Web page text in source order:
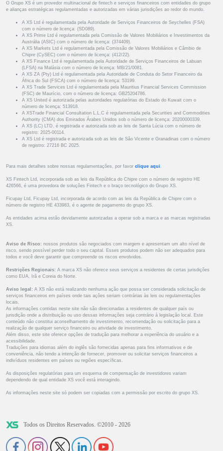
O Grupo XS é um provedor multinacional de fintech e serviços financeiros com entidades do grupo
e alianças estratégicas regulamentadas e autorizadas em várias jurisdições ao redor do mundo.
A XS Ltd é regulamentada pela Autoridade de Serviços Financeiros de Seychelles (FSA)
com o número de licença: (SD089).
A XS Prime Ltd é regulamentada pela Comissão de Valores Mobiliários e Investimentos da
Austrália (ASIC) com o número de licença: (374409).
A XS Markets Ltd é regulamentada pela Comissão de Valores Mobiliários e Câmbio de
Chipre (CySEC) com o número de licença: (412/22).
A XS Finance Ltd é regulamentada pela Autoridade de Serviços Financeiros de Labuan
(LFSA) na Malásia com o número de licença: MB/21/0081.
A XS ZA (Pty) Ltd é regulamentada pela Autoridade de Conduta do Setor Financeiro da
África do Sul (FSCA) com o número de licença: 53199.
A XS Trade Services Ltd é regulamentada pela Mauritius Financial Services Commission
(FSC) de Maurício, com o número de licença: GB25204786.
A XS United é autorizada pelas autoridades regulatórias do Estado do Kuwait com o
número de licença: 513918.
A XSTrade Financial Consultation L.L.C é regulamentada pela Securities and Commodities
Authority (CMA) dos Emirados Árabes Unidos sob o número de licença: 20200000339.
A XS (LC) LTD. é registrada e autorizada sob as leis de Santa Lúcia com o número de
registro: 2025-00114.
A XS Ltd é registrada e autorizada sob as leis de São Vicente e Granadinas com o número
de registro: 27216 BC 2025.
Para mais detalhes sobre nossas regulamentações, por favor clique aqui .
XS Fintech Ltd, incorporada sob as leis da República do Chipre com o número de registro HE
426566, é uma provedora de soluções Fintech e o braço tecnológico do Grupo XS.
Ficupay Ltd, Ficupay Ltd, incorporada de acordo com as leis da República de Chipre com o
número de registro HE 433983, é o agente de pagamento do grupo XS.
As entidades acima estão devidamente autorizadas a operar sob a marca e as marcas registradas
XS.
Aviso de Risco: nossos produtos são negociados com margem e apresentam um alto nível de
risco, sendo possível perder todo o seu capital. Esses produtos podem não ser adequados para
todos e você deve garantir que compreende os riscos envolvidos.
Restrições Regionais: A marca XS não oferece seus serviços a residentes de certas jurisdições
como EUA, Irã e Coreia do Norte.
Aviso legal: A XS não está realizando nenhuma ação que possa ser considerada solicitação de
serviços financeiros em países onde tais ações seriam contrárias às leis ou regulamentações
locais.
As informações contidas neste site não são direcionadas a residentes de qualquer país ou
jurisdição onde a distribuição ou uso dessas informações seja contrário à legislação local. Este
conteúdo não constitui aconselhamento de investimento, recomendação ou solicitação para a
realização de qualquer serviço financeiro ou atividade de investimento.
Além disso, este site oferece opções de tradução para melhorar a experiência do usuário e a
acessibilidade.
Traduções para idiomas além do inglês são fornecidas apenas para fins informativos e de
conveniência, não tendo a intenção de fornecer, promover ou solicitar serviços financeiros a
indivíduos residentes em países ou regiões específicas.
As disposições regulatórias para um esquema de compensação de investidores variam
dependendo de qual entidade XS você está interagindo.
As informações neste site só podem ser copiadas com a permissão por escrito do grupo XS.
Todos os Direitos Reservados. ©2010 - 2026